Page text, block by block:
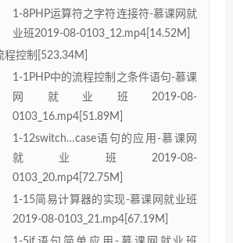
1-8PHP运算符之字符连接符-慕课网就
业班2019-08-0103_12.mp4[14.52M]
程控制[523.34M]
1-1PHP中的流程控制之条件语句-慕课
网就业班2019-08-
0103_16.mp4[51.89M]
1-12switch…case语句的应用-慕课网
就业班2019-08-
0103_20.mp4[72.75M]
1-15简易计算器的实现-慕课网就业班
2019-08-0103_21.mp4[67.19M]